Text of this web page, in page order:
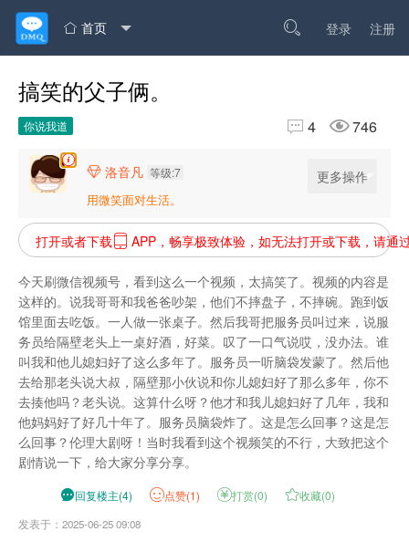
 首页  登录 注册
搞笑的父子俩。
你说我道  4 746
 洛音凡 等级:7
用微笑面对生活。
更多操作
打开或者下载 APP，畅享极致体验，如无法打开或下载，请通
今天刷微信视频号，看到这么一个视频，太搞笑了。视频的内容是
这样的。说我哥哥和我爸爸吵架，他们不摔盘子，不摔碗。跑到饭
馆里面去吃饭。一人做一张桌子。然后我哥把服务员叫过来，说服
务员给隔壁老头上一桌好酒，好菜。叹了一口气说哎，没办法。谁
叫我和他儿媳妇好了这么多年了。服务员一听脑袋发蒙了。然后他
去给那老头说大叔，隔壁那小伙说和你儿媳妇好了那么多年，你不
去揍他吗？老头说。这算什么呀？他才和我儿媳妇好了几年，我和
他妈妈好了好几十年了。服务员脑袋炸了。这是怎么回事？这是怎
么回事？伦理大剧呀！当时我看到这个视频笑的不行，大致把这个
剧情说一下，给大家分享分享。
回复楼主(4) 点赞(1) 打赏(0) 收藏(0)
发表于：2025-06-25 09:08